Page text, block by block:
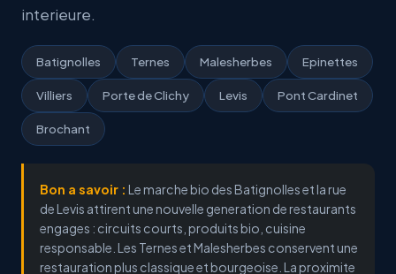
interieure.
Batignolles Ternes Malesherbes Epinettes
Villiers Porte de Clichy Levis Pont Cardinet
Brochant
Bon a savoir : Le marche bio des Batignolles et la rue
de Levis attirent une nouvelle generation de restaurants
engages : circuits courts, produits bio, cuisine
responsable. Les Ternes et Malesherbes conservent une
restauration plus classique et bourgeoise. La proximite